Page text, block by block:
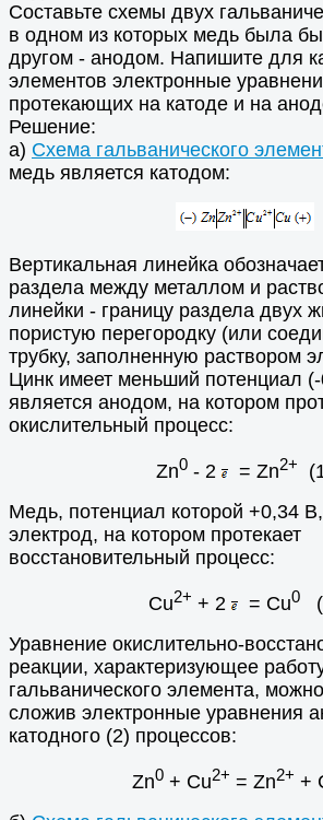
Составьте схемы двух
в одном из которых медь была
другом - анодом. Напишите для
элементов электронные
протекающих на катоде и на
Решение:
а) Схема гальванического
медь является катодом:
Вертикальная линейка
раздела между металлом и
линейки - границу раздела двух
пористую перегородку (или
трубку, заполненную раствором
Цинк имеет меньший потенциал
является анодом, на котором
окислительный процесс:
Zn0 - 2 = Zn2+
Медь, потенциал которой +0,34 В,
электрод, на котором протекает
восстановительный процесс:
Cu2+ + 2 = Сu0
Уравнение окислительно-
реакции, характеризующее
гальванического элемента,
сложив электронные уравнения
катодного (2) процессов:
Zn0 + Cu2+ = Zn2+ +